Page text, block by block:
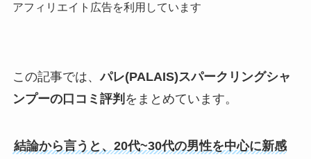
アフィリエイト広告を利用しています
この記事では、パレ(PALAIS)スパークリングシャ
ンプーの口コミ評判 をまとめています。
結論から言うと、20代~30代の男性を中心に新感